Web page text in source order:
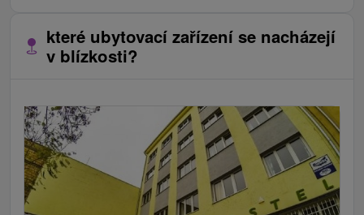
které ubytovací zařízení se nacházejí
v blízkosti?